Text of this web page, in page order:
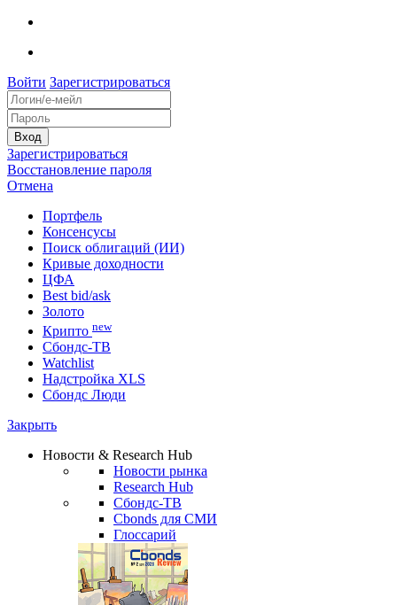
Войти Зарегистрироваться
Зарегистрироваться
Восстановление пароля
Отмена
Портфель
Консенсусы
Поиск облигаций (ИИ)
Кривые доходности
ЦФА
Best bid/ask
Золото
Крипто new
Сбондс-ТВ
Watchlist
Надстройка XLS
Сбондс Люди
Закрыть
Новости & Research Hub
Новости рынка
Research Hub
Сбондс-ТВ
Cbonds для СМИ
Глоссарий